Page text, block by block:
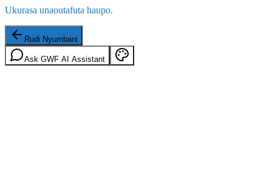
Ukurasa unaoutafuta haupo.
Rudi Nyumbani
Ask GWF AI Assistant